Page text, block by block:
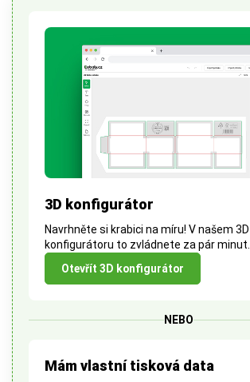
3D konfigurátor
Navrhněte si krabici na míru! V našem 3D
konfigurátoru to zvládnete za pár minut.
Otevřít 3D konfigurátor
NEBO
Mám vlastní tisková data